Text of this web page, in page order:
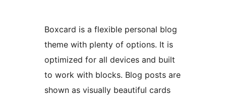
Boxcard is a flexible personal blog
theme with plenty of options. It is
optimized for all devices and built
to work with blocks. Blog posts are
shown as visually beautiful cards